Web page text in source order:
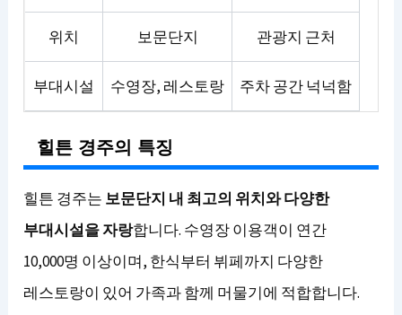
위치 보문단지 관광지 근처
부대시설 수영장, 레스토랑 주차 공간 넉넉함
힐튼 경주의 특징
힐튼 경주는 보문단지 내 최고의 위치와 다양한
부대시설을 자랑합니다. 수영장 이용객이 연간
10,000명 이상이며, 한식부터 뷔페까지 다양한
레스토랑이 있어 가족과 함께 머물기에 적합합니다.